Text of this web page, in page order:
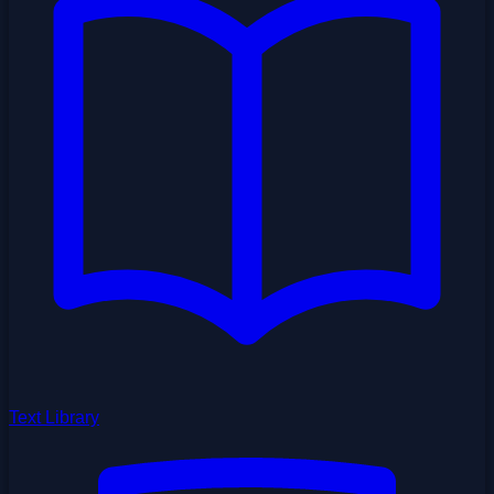
Text Library